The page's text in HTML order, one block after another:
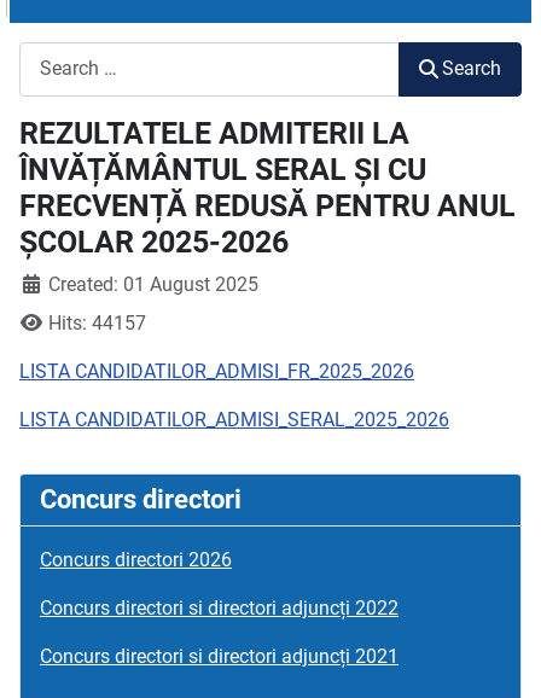
Search
REZULTATELE ADMITERII LA
ÎNVĂȚĂMÂNTUL SERAL ȘI CU
FRECVENȚĂ REDUSĂ PENTRU ANUL
ȘCOLAR 2025-2026
Created: 01 August 2025
Hits: 44157
LISTA CANDIDATILOR_ADMISI_FR_2025_2026
LISTA CANDIDATILOR_ADMISI_SERAL_2025_2026
Concurs directori
Concurs directori 2026
Concurs directori si directori adjuncți 2022
Concurs directori si directori adjuncți 2021